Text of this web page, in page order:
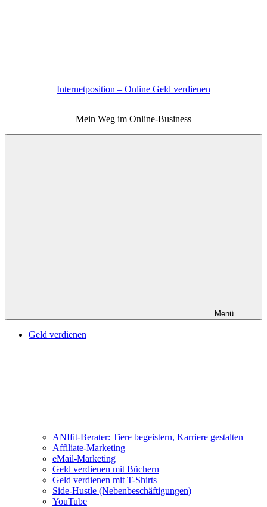
Internetposition – Online Geld verdienen
Mein Weg im Online-Business
Menü
Geld verdienen
ANIfit-Berater: Tiere begeistern, Karriere gestalten
Affiliate-Marketing
eMail-Marketing
Geld verdienen mit Büchern
Geld verdienen mit T-Shirts
Side-Hustle (Nebenbeschäftigungen)
YouTube